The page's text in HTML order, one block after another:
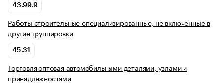
43.99.9
Работы строительные специализированные, не включенные в
другие группировки
45.31
Торговля оптовая автомобильными деталями, узлами и
принадлежностями